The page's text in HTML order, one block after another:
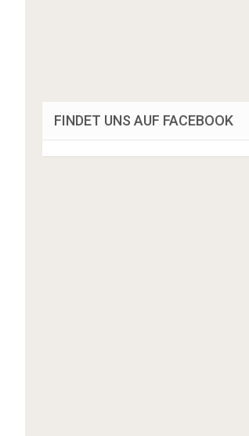
FINDET UNS AUF FACEBOOK